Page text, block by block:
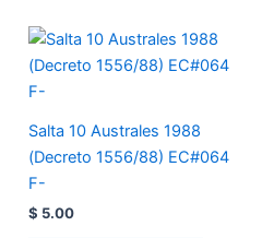
Salta 10 Australes 1988
(Decreto 1556/88) EC#064
F-
$ 5.00